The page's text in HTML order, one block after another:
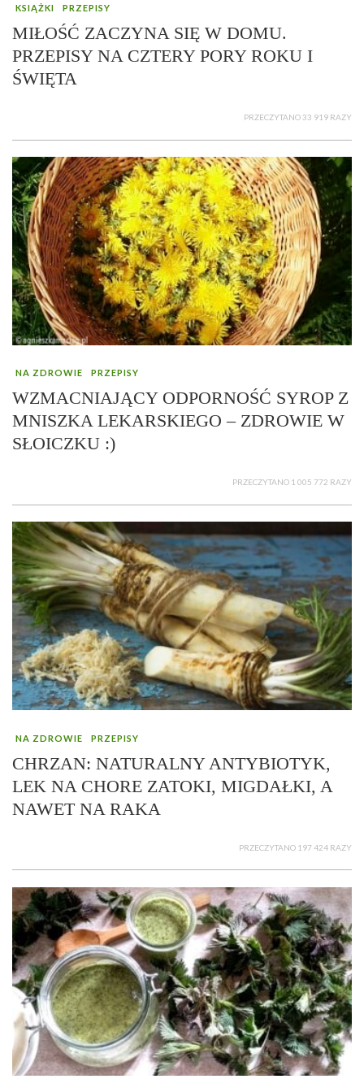
KSIĄŻKI PRZEPISY
MIŁOŚĆ ZACZYNA SIĘ W DOMU.
PRZEPISY NA CZTERY PORY ROKU I
ŚWIĘTA
PRZECZYTANO 33 919 RAZY
NA ZDROWIE PRZEPISY
WZMACNIAJĄCY ODPORNOŚĆ SYROP Z
MNISZKA LEKARSKIEGO – ZDROWIE W
SŁOICZKU :)
PRZECZYTANO 1 005 772 RAZY
NA ZDROWIE PRZEPISY
CHRZAN: NATURALNY ANTYBIOTYK,
LEK NA CHORE ZATOKI, MIGDAŁKI, A
NAWET NA RAKA
PRZECZYTANO 197 424 RAZY